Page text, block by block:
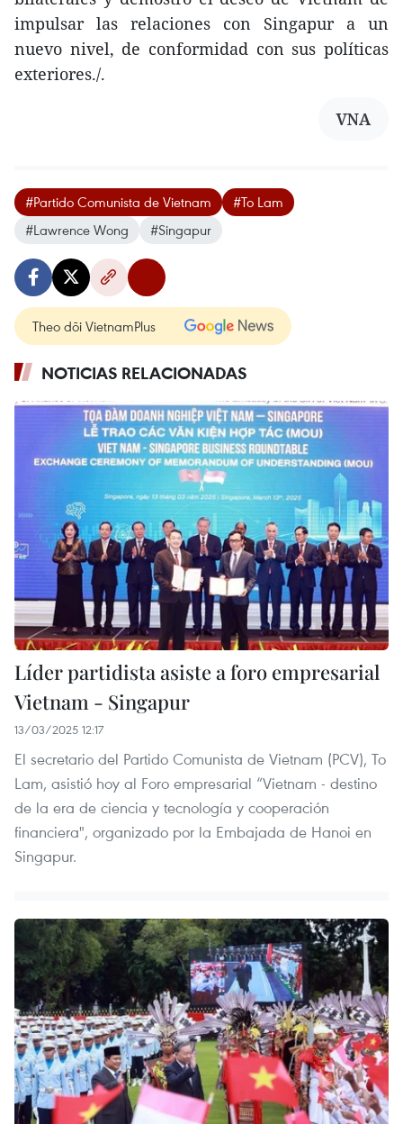
impulsar las relaciones con Singapur a un
nuevo nivel, de conformidad con sus políticas
exteriores./.
VNA
#Partido Comunista de Vietnam
#To Lam
#Lawrence Wong
#Singapur
Theo dõi VietnamPlus
NOTICIAS RELACIONADAS
Líder partidista asiste a foro empresarial
Vietnam - Singapur
13/03/2025 12:17
El secretario del Partido Comunista de Vietnam (PCV), To
Lam, asistió hoy al Foro empresarial “Vietnam - destino
de la era de ciencia y tecnología y cooperación
financiera", organizado por la Embajada de Hanoi en
Singapur.